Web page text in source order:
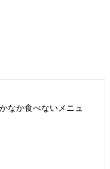
なか食べないメニュ